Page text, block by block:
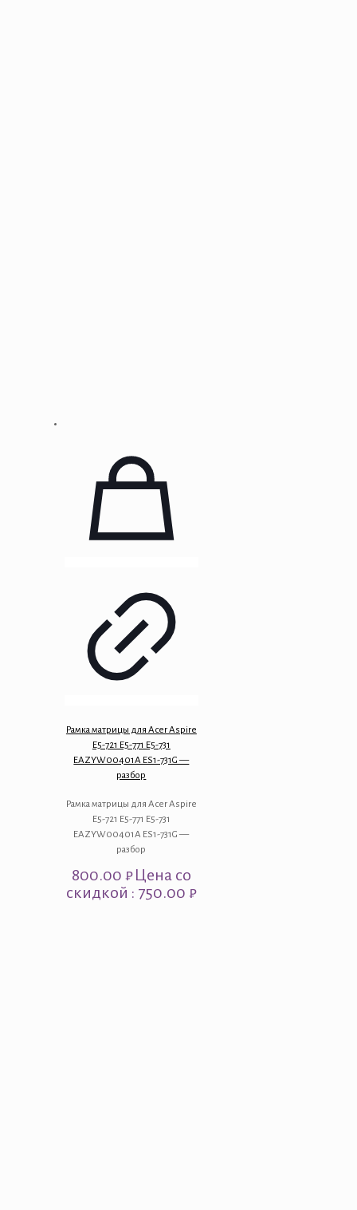
Рамка матрицы для Acer Aspire
E5-721 E5-771 E5-731
EAZYW00401A ES1-731G —
разбор
Рамка матрицы для Acer Aspire
E5-721 E5-771 E5-731
EAZYW00401A ES1-731G —
разбор
800.00 ₽Цена со
скидкой : 750.00 ₽